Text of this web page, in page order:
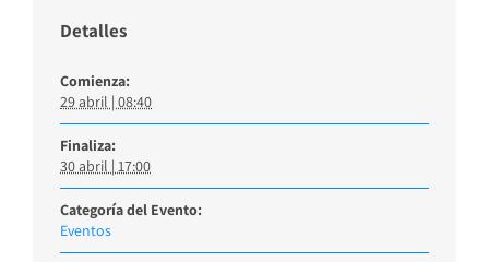
Detalles
Comienza:
29 abril | 08:40
Finaliza:
30 abril | 17:00
Categoría del Evento:
Eventos